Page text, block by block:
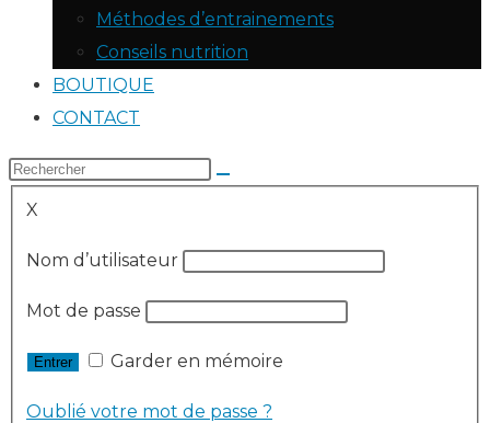
Méthodes d’entrainements
Conseils nutrition
BOUTIQUE
CONTACT
X
Nom d’utilisateur
Mot de passe
Garder en mémoire
Oublié votre mot de passe ?